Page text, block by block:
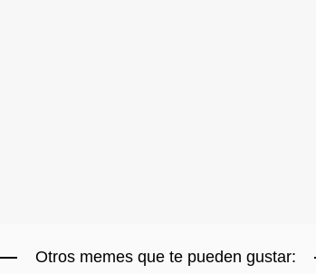
Otros memes que te pueden gustar: